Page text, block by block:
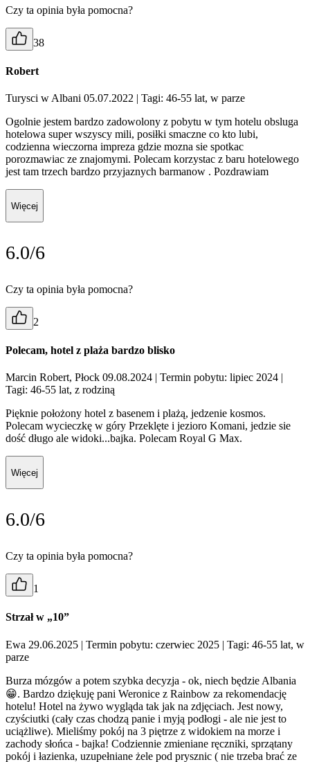
Czy ta opinia była pomocna?
38
Robert
Turysci w Albani 05.07.2022 | Tagi: 46-55 lat, w parze
Ogolnie jestem bardzo zadowolony z pobytu w tym hotelu obsluga
hotelowa super wszyscy mili, posiłki smaczne co kto lubi,
codzienna wieczorna impreza gdzie mozna sie spotkac
porozmawiac ze znajomymi. Polecam korzystac z baru hotelowego
jest tam trzech bardzo przyjaznych barmanow . Pozdrawiam
Więcej
6.0/6
Czy ta opinia była pomocna?
2
Polecam, hotel z plaża bardzo blisko
Marcin Robert, Płock 09.08.2024 | Termin pobytu: lipiec 2024 |
Tagi: 46-55 lat, z rodziną
Pięknie położony hotel z basenem i plażą, jedzenie kosmos.
Polecam wycieczkę w góry Przeklęte i jezioro Komani, jedzie sie
dość długo ale widoki...bajka. Polecam Royal G Max.
Więcej
6.0/6
Czy ta opinia była pomocna?
1
Strzał w „10”
Ewa 29.06.2025 | Termin pobytu: czerwiec 2025 | Tagi: 46-55 lat, w
parze
Burza mózgów a potem szybka decyzja - ok, niech będzie Albania
😁. Bardzo dziękuję pani Weronice z Rainbow za rekomendację
hotelu! Hotel na żywo wygląda tak jak na zdjęciach. Jest nowy,
czyściutki (cały czas chodzą panie i myją podłogi - ale nie jest to
uciążliwe). Mieliśmy pokój na 3 piętrze z widokiem na morze i
zachody słońca - bajka! Codziennie zmieniane ręczniki, sprzątany
pokój i łazienka, uzupełniane żele pod prysznic ( nie trzeba brać ze